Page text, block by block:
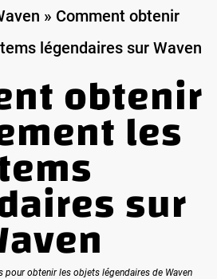
» Comment obtenir
légendaires sur Waven
obtenir
les
sur
pour obtenir les objets légendaires de Waven